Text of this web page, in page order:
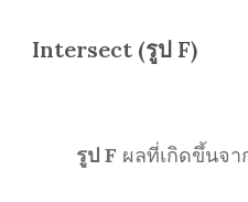
Intersect (รูป F)
รูป F ผลที่เกิดขึ้นจ